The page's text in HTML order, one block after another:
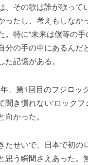
、その歌は誰が歌っ
ったし、考えもしな
。特に“未来は僕等の
分の手の中にあるん
記憶がある。
、第1回目のフジロ
き慣れない‘ロックフ
かった。
せいで、日本で初の
思う瞬間さえあった